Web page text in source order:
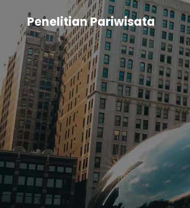
Penelitian Pariwisata